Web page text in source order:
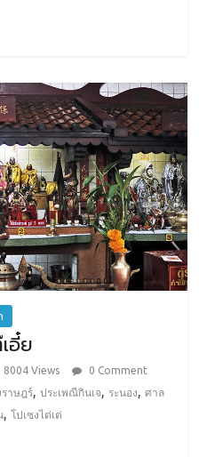
อี๋ย
8004 Views
0 Comment
ราษฎร์,ประเพณีกินเจ, ระนอง,ศาล
,โปเซงไต่เต่